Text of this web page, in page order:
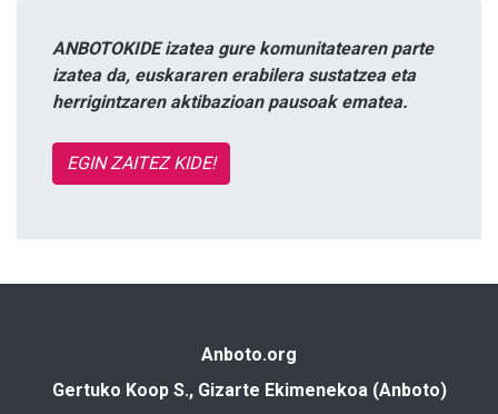
ANBOTOKIDE izatea gure komunitatearen parte
izatea da, euskararen erabilera sustatzea eta
herrigintzaren aktibazioan pausoak ematea.
EGIN ZAITEZ KIDE!
Anboto.org
Gertuko Koop S., Gizarte Ekimenekoa (Anboto)